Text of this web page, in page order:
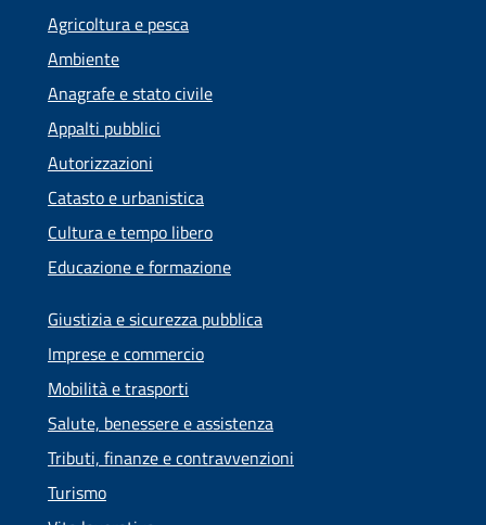
Agricoltura e pesca
Ambiente
Anagrafe e stato civile
Appalti pubblici
Autorizzazioni
Catasto e urbanistica
Cultura e tempo libero
Educazione e formazione
Giustizia e sicurezza pubblica
Imprese e commercio
Mobilità e trasporti
Salute, benessere e assistenza
Tributi, finanze e contravvenzioni
Turismo